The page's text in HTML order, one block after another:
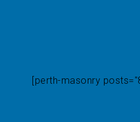
[perth-masonry